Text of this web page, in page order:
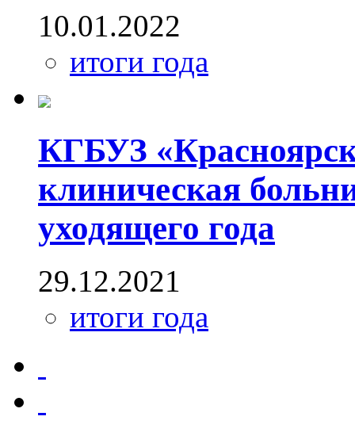
10.01.2022
итоги года
КГБУЗ
клиническая
уходящего года
29.12.2021
итоги года